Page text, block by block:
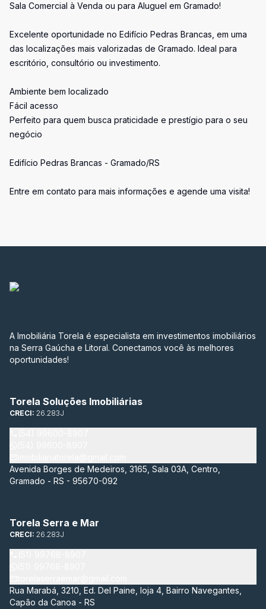
Sala Comercial à Venda ou para Aluguel em Gramado!
Excelente oportunidade no Edifício Pedras Brancas, em uma
das localizações mais valorizadas de Gramado. Ideal para
escritório, consultório ou investimento.
Ambiente bem localizado
Fácil acesso
Perfeito para quem busca praticidade e prestígio para o seu
negócio
Edifício Pedras Brancas - Gramado/RS
Entre em contato para mais informações e agende uma visita!
A Imobiliária Torela é especialista em investimentos imobiliários
na Serra Gaúcha e Litoral. Conectamos você às melhores
oportunidades!
Torela Soluções Imobiliárias
CRECI: 26.283J
Avenida Borges de Medeiros, 3165, Sala 03A, Centro,
Gramado - RS - 95670-092
Torela Serra e Mar
CRECI: 26.283J
Rua Marabá, 3210, Ed. Del Paine, loja 4, Bairro Navegantes,
Capão da Canoa - RS